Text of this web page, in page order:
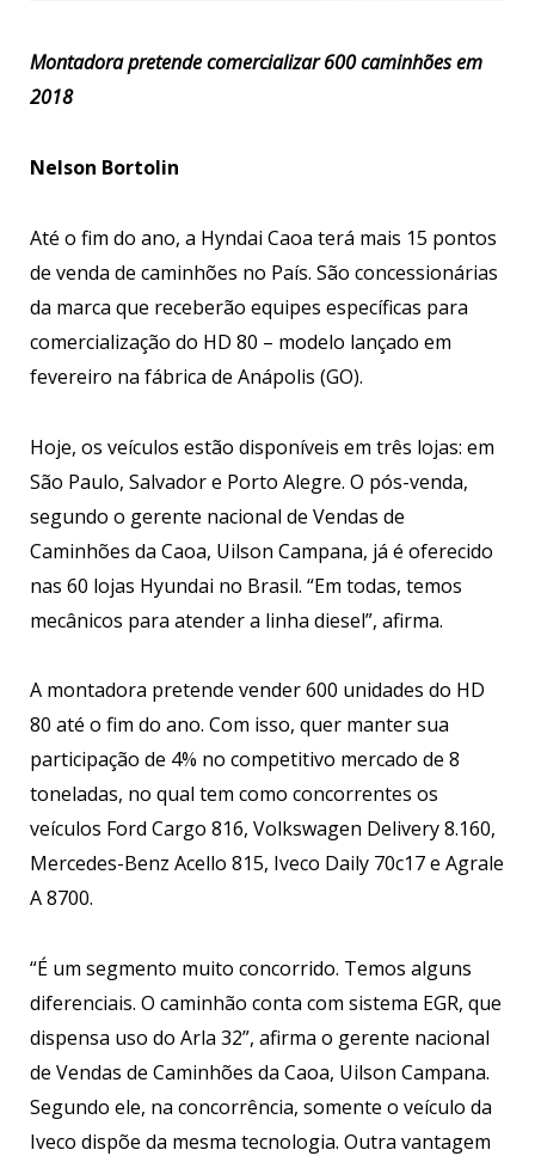
Montadora pretende comercializar 600 caminhões em
2018
Nelson Bortolin
Até o fim do ano, a Hyndai Caoa terá mais 15 pontos
de venda de caminhões no País. São concessionárias
da marca que receberão equipes específicas para
comercialização do HD 80 – modelo lançado em
fevereiro na fábrica de Anápolis (GO).
Hoje, os veículos estão disponíveis em três lojas: em
São Paulo, Salvador e Porto Alegre. O pós-venda,
segundo o gerente nacional de Vendas de
Caminhões da Caoa, Uilson Campana, já é oferecido
nas 60 lojas Hyundai no Brasil. “Em todas, temos
mecânicos para atender a linha diesel”, afirma.
A montadora pretende vender 600 unidades do HD
80 até o fim do ano. Com isso, quer manter sua
participação de 4% no competitivo mercado de 8
toneladas, no qual tem como concorrentes os
veículos Ford Cargo 816, Volkswagen Delivery 8.160,
Mercedes-Benz Acello 815, Iveco Daily 70c17 e Agrale
A 8700.
“É um segmento muito concorrido. Temos alguns
diferenciais. O caminhão conta com sistema EGR, que
dispensa uso do Arla 32”, afirma o gerente nacional
de Vendas de Caminhões da Caoa, Uilson Campana.
Segundo ele, na concorrência, somente o veículo da
Iveco dispõe da mesma tecnologia. Outra vantagem